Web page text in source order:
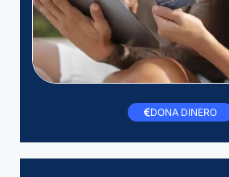
DONA DINERO